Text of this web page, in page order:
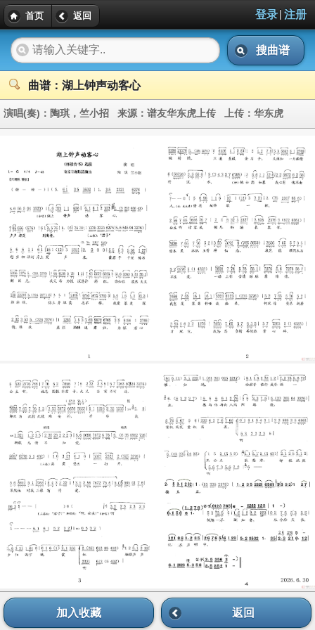
首页 返回 登录| 注册
搜曲谱
曲谱：湖上钟声动客心
演唱(奏)： 陶琪，竺小招 来源： 谱友华东虎上传 上传： 华东虎
加入收藏 返回